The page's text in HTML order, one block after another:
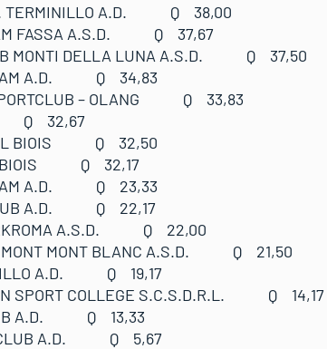
TERMINILLO A.D. Q 38,00
FASSA A.S.D. Q 37,67
MONTI DELLA LUNA A.S.D. Q 37,50
A.D. Q 34,83
– OLANG Q 33,83
Q 32,67
VAL BIOIS Q 32,50
BIOIS Q 32,17
A.D. Q 23,33
A.D. Q 22,17
A.S.D. Q 22,00
MONT BLANC A.S.D. Q 21,50
A.D. Q 19,17
SPORT COLLEGE S.C.S.D.R.L. Q 14,17
A.D. Q 13,33
CLUB A.D. Q 5,67